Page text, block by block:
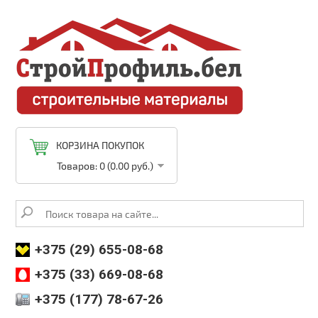
КОРЗИНА ПОКУПОК
Товаров: 0 (0.00 руб.)
+375 (29) 655-08-68
+375 (33) 669-08-68
+375 (177) 78-67-26